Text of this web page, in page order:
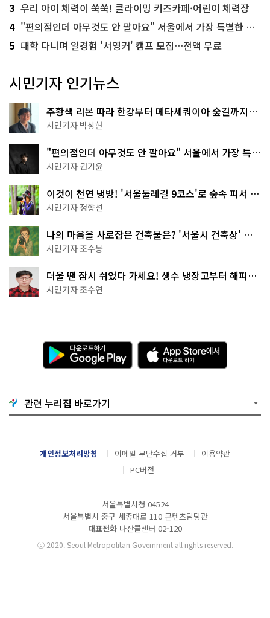
3 우리 아이 체력이 쑥쑥! 클라이밍 키즈카페·어린이 체력장
4 "편의점인데 아무것도 안 팔아요" 서울에서 가장 특별한 편의점의 정체
5 대학 다니며 일경험 '서영커' 캠프 모집…전액 무료
시민기자 인기뉴스
주황색 리본 따라 한강부터 메타세쿼이아 숲길까지…
서울둘레길 15코스
시민기자 박상현
"편의점인데 아무것도 안 팔아요" 서울에서 가장 특별
한 편의점의 정체
시민기자 권기윤
이것이 천연 냉방! '서울둘레길 9코스'로 숲속 피서 떠
나볼까
시민기자 정향선
나의 마음을 사로잡은 건축물은? '서울시 건축상' 수
상작 공개!
시민기자 조수봉
더울 땐 잠시 쉬었다 가세요! 생수 냉장고부터 해피소
·무더위쉼터까지
시민기자 조수연
다
운
로
기
G
o
g
l
e
l
A
p
p
e
서
다
운
드
관련 누리집 바로가기
개인정보처리방침 이메일 무단수집 거부
이용약관
PC버전
서울특별시청 04524
서울특별시 중구 세종대로 110 콘텐츠담당관
대표전화 다산콜센터 02-120
ⓒ2020. Seoul Metropolitan Government all rights reserved.